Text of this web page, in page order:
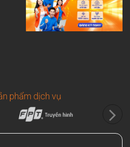
phẩm dịch vụ